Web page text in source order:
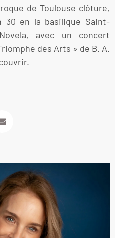
de Toulouse clôture,
30 en la basilique Saint-
avec un concert
des Arts » de B. A.